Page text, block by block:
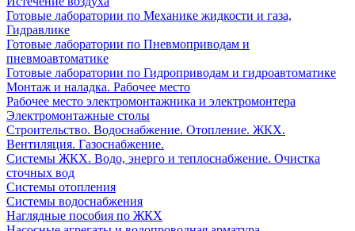
Готовые лаборатории по Механике жидкости и газа,
Гидравлике
Готовые лаборатории по Пневмоприводам и
пневмоавтоматике
Готовые лаборатории по Гидроприводам и гидроавтоматике
Монтаж и наладка. Рабочее место
Рабочее место электромонтажника и электромонтера
Электромонтажные столы
Строительство. Водоснабжение. Отопление. ЖКХ.
Вентиляция. Газоснабжение.
Системы ЖКХ. Водо, энерго и теплоснабжение. Очистка
сточных вод
Системы отопления
Системы водоснабжения
Наглядные пособия по ЖКХ